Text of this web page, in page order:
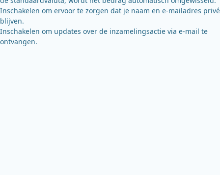
Inschakelen om ervoor te zorgen dat je naam en e-mailadres privé
blijven.
Inschakelen om updates over de inzamelingsactie via e-mail te
ontvangen.